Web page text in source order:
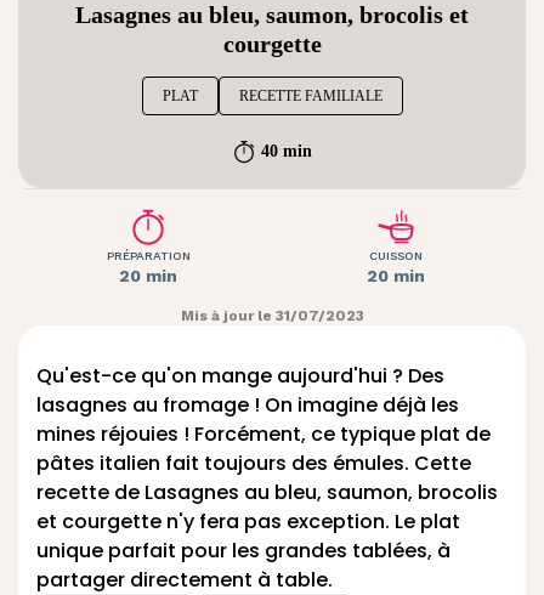
Lasagnes au bleu, saumon, brocolis et
courgette
PLAT RECETTE FAMILIALE
40 min
PRÉPARATION
20 min
CUISSON
20 min
Mis à jour le 31/07/2023
Qu'est-ce qu'on mange aujourd'hui ? Des
lasagnes au fromage ! On imagine déjà les
mines réjouies ! Forcément, ce typique plat de
pâtes italien fait toujours des émules. Cette
recette de Lasagnes au bleu, saumon, brocolis
et courgette n'y fera pas exception. Le plat
unique parfait pour les grandes tablées, à
partager directement à table.